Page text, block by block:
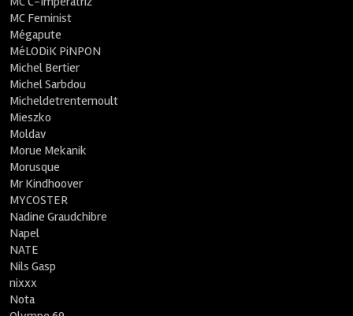
MC Feminist
Mégapute
MéLODiK PiNPON
Michel Bertier
Michel Sarbdou
Micheldetrentemoult
Mieszko
Moldav
Morue Mekanik
Morusque
Mr Kindhoover
MYCOSTER
Nadine Graudchibre
Napel
NATE
Nils Gasp
nixxx
Nota